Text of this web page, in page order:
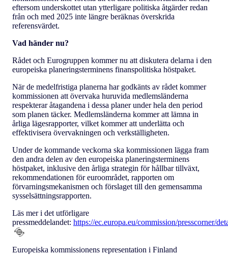
eftersom underskottet utan ytterligare politiska åtgärder redan
från och med 2025 inte längre beräknas överskrida
referensvärdet.
Vad händer nu?
Rådet och Eurogruppen kommer nu att diskutera delarna i den
europeiska planeringsterminens finanspolitiska höstpaket.
När de medelfristiga planerna har godkänts av rådet kommer
kommissionen att övervaka huruvida medlemsländerna
respekterar åtagandena i dessa planer under hela den period
som planen täcker. Medlemsländerna kommer att lämna in
årliga lägesrapporter, vilket kommer att underlätta och
effektivisera övervakningen och verkställigheten.
Under de kommande veckorna ska kommissionen lägga fram
den andra delen av den europeiska planeringsterminens
höstpaket, inklusive den årliga strategin för hållbar tillväxt,
rekommendationen för euroområdet, rapporten om
förvarningsmekanismen och förslaget till den gemensamma
sysselsättningsrapporten.
Läs mer i det utförligare
pressmeddelandet: https://ec.europa.eu/commission/presscorner/
Europeiska kommissionens representation i Finland